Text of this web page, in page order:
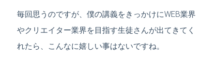
毎回思うのですが、僕の講義をきっかけにWEB業界
やクリエイター業界を目指す生徒さんが出てきてく
れたら、こんなに嬉しい事はないですね。